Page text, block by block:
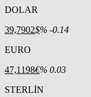
DOLAR
39,7902$% -0.14
EURO
47,1198€% 0.03
STERLİN